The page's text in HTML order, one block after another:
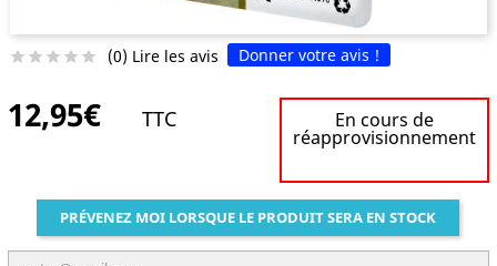
     (0) Lire les avis Donner votre avis !
12,95€ TTC En cours de
réapprovisionnement
PRÉVENEZ MOI LORSQUE LE PRODUIT SERA EN STOCK